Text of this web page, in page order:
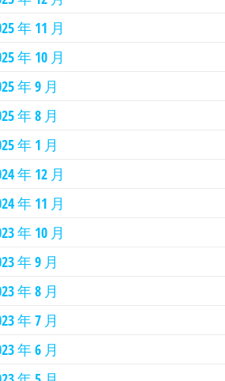
年 11 月
年 10 月
年 9 月
年 8 月
年 1 月
年 12 月
年 11 月
年 10 月
年 9 月
年 8 月
年 7 月
年 6 月